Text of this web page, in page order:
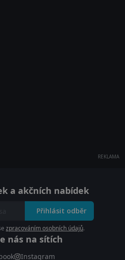
REKLAMA
a akčních nabídek
Přihlásit odběr
zpracováním osobních údajů.
nás na sítích
Instagram